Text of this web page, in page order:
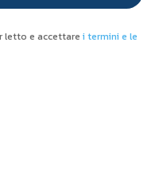
letto e accettare i termini e le